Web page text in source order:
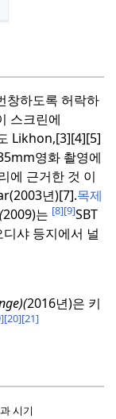
창하도록 허락하
스크린에
Likhon,[3][4][5]
영화 촬영에
에 근거한 것 이
년)[7].목제
2009)는 [8][9]SBT
샤 등지에서 널
2016년)은 키
[20][21]
과 시기